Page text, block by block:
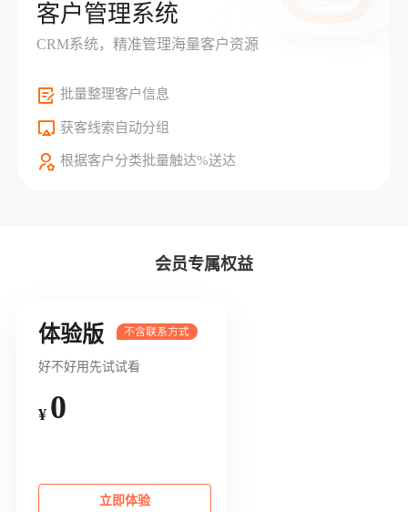
客户管理系统
CRM系统，精准管理海量客户资源
批量整理客户信息
获客线索自动分组
根据客户分类批量触达%送达
会员专属权益
体验版
好不好用先试试看
¥ 0
立即体验